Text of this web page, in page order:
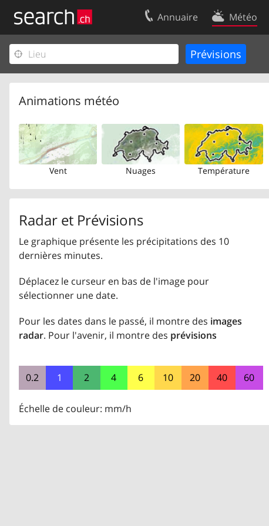
Annuaire Météo
Animations météo
Vent Nuages Température
Radar et Prévisions
Le graphique présente les précipitations des 10
dernières minutes.
Déplacez le curseur en bas de l'image pour
sélectionner une date.
Pour les dates dans le passé, il montre des images
radar. Pour l'avenir, il montre des prévisions
0.2 1 2 4 6 10 20 40 60
Échelle de couleur: mm/h
Votre inscription
Centre clients
Contact
Conditions